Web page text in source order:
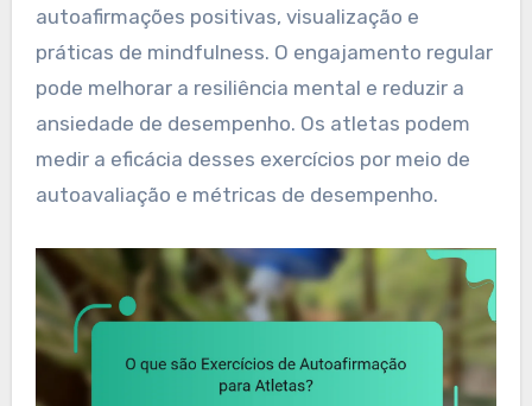
autoafirmações positivas, visualização e
práticas de mindfulness. O engajamento regular
pode melhorar a resiliência mental e reduzir a
ansiedade de desempenho. Os atletas podem
medir a eficácia desses exercícios por meio de
autoavaliação e métricas de desempenho.